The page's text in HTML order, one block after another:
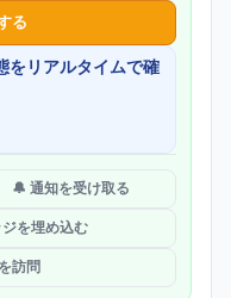
る
をリアルタイムで確
🔔 通知を受け取る
を埋め込む
訪問